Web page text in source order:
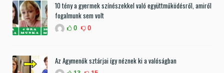
10 tény a gyermek színészekkel való együttműködésről, amiről
fogalmunk sem volt
0 0
Az Agymenők sztárjai így néznek ki a valóságban